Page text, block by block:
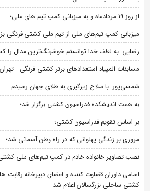
از روز 19 مردادماه و به میزبانی کمپ تیم های ملی؛
میزبانی کمپ تیم‌های ملی از تیم ملی کشتی فرنگی
رضایی: به لطف خدا توانستم خوشرنگ‌ترین مدال را
مسابقات المپیاد استعدادهای برتر کشتی فرنگی - تهران
شمسی‌پور: با سلاح زیرگیری به طلای جهان رسیدم
به همت اندیشکده فدراسیون کشتی برگزار شد؛
بر اساس تقویم فدراسیون کشتی؛
مروری بر زندگی پهلوانی که در راه وطن آسمانی شد؛
نصب تصاویر خانواده خادم در کمپ تیم‌های ملی
اسامی داوران قضاوت کننده و اعضای دبیرخانه رقابت
کشتی ساحلی بزرگسالان اعلام شد